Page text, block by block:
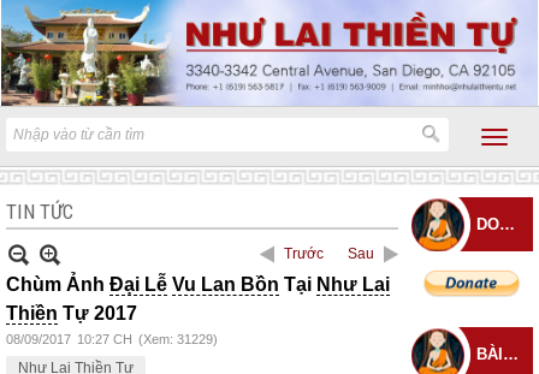
TIN TỨC
Trước Sau
Chùm Ảnh Đại Lễ Vu Lan Bồn Tại Như Lai
Thiền Tự 2017
08/09/2017 10:27 CH (Xem: 31229)
Như Lai Thiền Tự
DONATE
BÀI ĐĂNG MỚI